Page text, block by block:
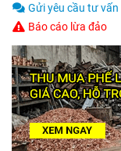
Gửi yêu cầu tư vấn
Báo cáo lừa đảo